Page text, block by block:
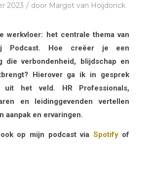
2023 / door Margot van Hoijdonck
werkvloer: het centrale thema van
Podcast. Hoe creëer je een
die verbondenheid, blijdschap en
Hierover ga ik in gesprek
uit het veld. HR Professionals,
en leidinggevenden vertellen
aanpak en ervaringen.
op mijn podcast via Spotify of